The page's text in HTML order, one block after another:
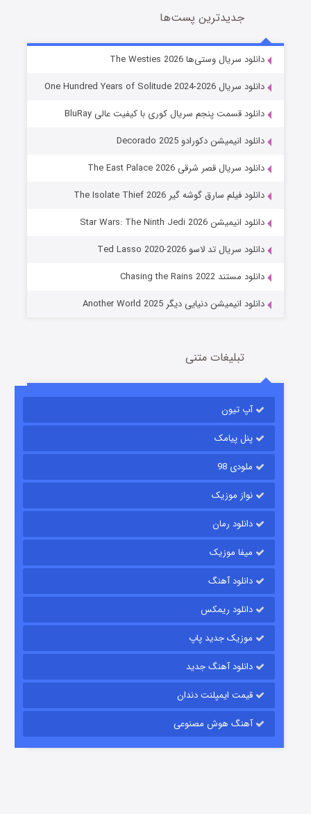
خاندان اژدها فصل ۳
قسمت14 (زیرنویس) منتشر شد
رویایی برای تو
قسمت
جدیدترین پست‌ها
دانلود سریال وستی‌ها The Westies 2026
دانلود سریال One Hundred Years of Solitude 2024-2026
دانلود قسمت پنجم سریال کوری با کیفیت عالی BluRay
دانلود انیمیشن دکورادو Decorado 2025
دانلود سریال قصر شرقی The East Palace 2026
دانلود فیلم سارق گوشه گیر The Isolate Thief 2026
دانلود انیمیشن Star Wars: The Ninth Jedi 2026
دانلود سریال تد لاسو Ted Lasso 2020-2026
دانلود مستند Chasing the Rains 2022
دانلود انیمیشن دنیایی دیگر Another World 2025
تبلیغات متنی
آپ تیون
پنل پیامک
ملودی 98
نواز موزیک
دانلود رمان
میفا موزیک
دانلود آهنگ
دانلود ریمکس
موزیک جدید پاپ
دانلود آهنگ جدید
قیمت ایمپلنت دندان
آهنگ هوش مصنوعی